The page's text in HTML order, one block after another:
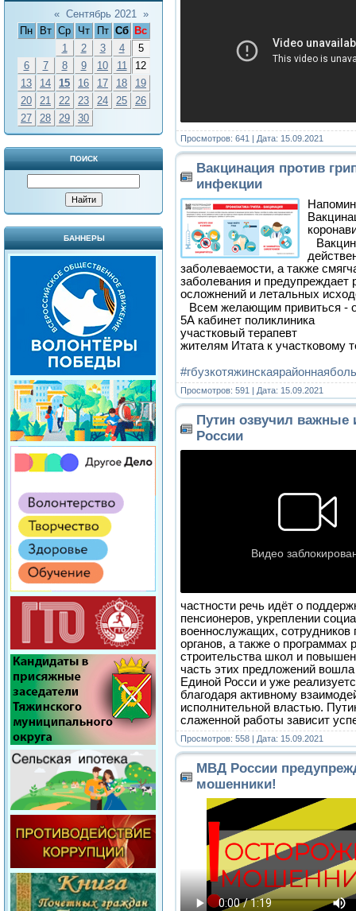
« Сентябрь 2021 »
Пн
Вт Ср Чт Пт Сб
Вс
1
2 3 4
5
6
7 8 9 10 11
12
13
14 15 16 17 18
19
20
21 22 23 24 25
26
27
28 29 30
ПОИСК
БАННЕРЫ
Просмотров: 641 | Дата: 15.09.2021
Вакцинация против
инфекции
заболеваемости, а также
заболевания и предупреждает
осложнений и летальных
⠀Всем желающим привиться -
5А кабинет поликлиника
участковый терапевт
жителям Итата к участковому
Просмотров: 591 | Дата: 15.09.2021
Путин озвучил важные
России
частности речь идёт о
пенсионеров, укреплении
военнослужащих, сотрудников
органов, а также о программах
строительства школ и
часть этих предложений
Единой Росси и уже
благодаря активному
исполнительной властью.
слаженной работы зависит
Просмотров: 558 | Дата: 15.09.2021
МВД России
мошенники!